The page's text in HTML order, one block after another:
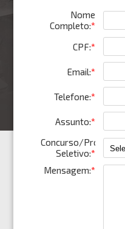
Nome
Completo:*
CPF:*
Email:*
Telefone:*
Assunto:*
Concurso/Processo
Seletivo:*
Mensagem:*